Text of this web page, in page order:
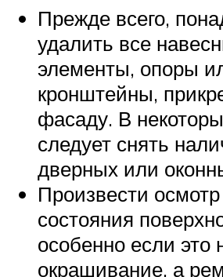
Прежде всего,
удалить все
элементы, опоры
кронштейны,
фасаду. В
следует снять
дверных или
Произвести
состояния
особенно если это
окрашивание, а